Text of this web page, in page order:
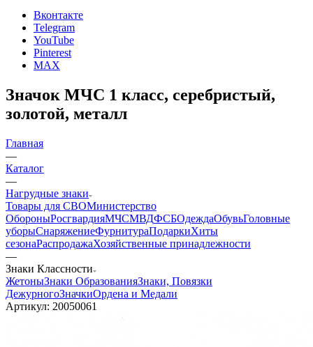
Вконтакте
Telegram
YouTube
Pinterest
MAX
Значок МЧС 1 класс, серебристый,
золотой, металл
Главная
—
Каталог
—
Нагрудные знаки
Товары для СВОМинистерство
ОбороныРосгвардияМЧСМВДФСБОдеждаОбувьГоловные
уборыСнаряжениеФурнитураПодаркиХиты
сезонаРаспродажаХозяйственные принадлежности
—
Знаки Классности
ЖетоныЗнаки ОбразованияЗнаки, Повязки
ДежурногоЗначкиОрдена и Медали
Артикул: 20050061